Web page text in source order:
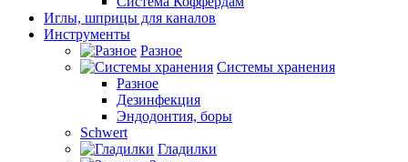
Иглы, шприцы для каналов
Инструменты
Разное
Системы хранения
Разное
Дезинфекция
Эндодонтия, боры
Schwert
Гладилки